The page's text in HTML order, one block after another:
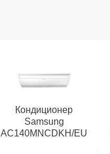
Кондиционер
Samsung
AC140MNCDKH/EU